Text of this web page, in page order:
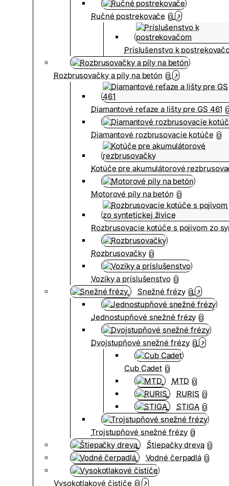
Ručné postrekovače 0
Príslušenstvo k
Rozbrusovačky a píly na betón 0
Diamantové reťaze a lišty pre GS 461
Diamantové rozbrusovacie kotúče 0
Kotúče pre akumulátorové
Motorové píly na betón 0
Rozbrusovacie kotúče s pojivom zo
Rozbrusovačky 0
Vozíky a príslušenstvo 0
Snežné frézy 0
Jednostupňové snežné frézy 0
Dvojstupňové snežné frézy 0
Cub Cadet 0
MTD 0
RURIS 0
STIGA 0
Trojstupňové snežné frézy 0
Štiepačky dreva 0
Vodné čerpadlá 0
Vysokotlakové čističe 0